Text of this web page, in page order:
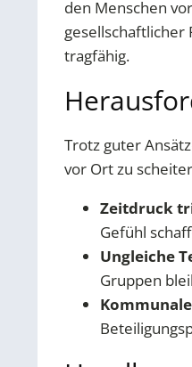
den Menschen
gesellschaftlicher
tragfähig.
Trotz guter
vor Ort zu
Zeitdruck
Gefühl
Ungleiche
Gruppen